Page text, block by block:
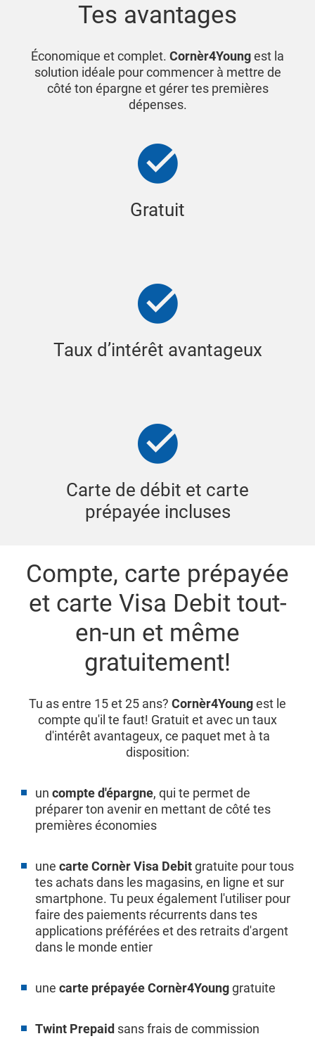
Tes avantages
Économique et complet. Cornèr4Youngest la
solution idéale pour commencer à mettre de
côté ton épargne et gérer tes premières
dépenses.
Gratuit
Taux d’intérêt avantageux
Carte de débit et carte
prépayée incluses
Compte, carte prépayée
et carte Visa Debit tout-
en-un et même
gratuitement!
Tu as entre 15 et 25 ans? Cornèr4Youngest le
compte qu'il te faut! Gratuit et avec un taux
d'intérêt avantageux, ce paquet met à ta
disposition:
un compte d'épargne, qui te permet de
préparer ton avenir en mettant de côté tes
premières économies
une carte Cornèr Visa Debitgratuite pour tous
tes achats dans les magasins, en ligne et sur
smartphone. Tu peux également l'utiliser pour
faire des paiements récurrents dans tes
applications préférées et des retraits d'argent
dans le monde entier
une carte prépayée Cornèr4Younggratuite
Twint Prepaid sans frais de commission